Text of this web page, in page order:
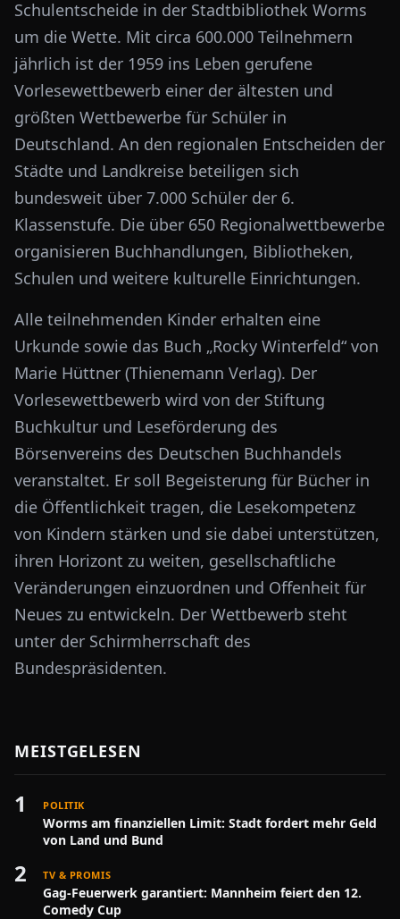
Schulentscheide in der Stadtbibliothek Worms
um die Wette. Mit circa 600.000 Teilnehmern
jährlich ist der 1959 ins Leben gerufene
Vorlesewettbewerb einer der ältesten und
größten Wettbewerbe für Schüler in
Deutschland. An den regionalen Entscheiden der
Städte und Landkreise beteiligen sich
bundesweit über 7.000 Schüler der 6.
Klassenstufe. Die über 650 Regionalwettbewerbe
organisieren Buchhandlungen, Bibliotheken,
Schulen und weitere kulturelle Einrichtungen.
Alle teilnehmenden Kinder erhalten eine
Urkunde sowie das Buch „Rocky Winterfeld“ von
Marie Hüttner (Thienemann Verlag). Der
Vorlesewettbewerb wird von der Stiftung
Buchkultur und Leseförderung des
Börsenvereins des Deutschen Buchhandels
veranstaltet. Er soll Begeisterung für Bücher in
die Öffentlichkeit tragen, die Lesekompetenz
von Kindern stärken und sie dabei unterstützen,
ihren Horizont zu weiten, gesellschaftliche
Veränderungen einzuordnen und Offenheit für
Neues zu entwickeln. Der Wettbewerb steht
unter der Schirmherrschaft des
Bundespräsidenten.
MEISTGELESEN
1 POLITIK
Worms am finanziellen Limit: Stadt fordert mehr Geld
von Land und Bund
2 TV & PROMIS
Gag-Feuerwerk garantiert: Mannheim feiert den 12.
Comedy Cup